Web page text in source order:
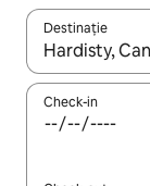
Destinație
Când se
Check-in